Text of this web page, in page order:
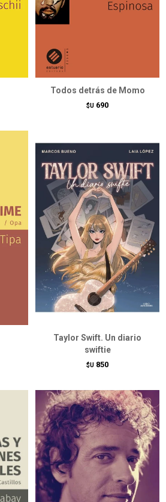
Todos detrás de Momo
$U 690
Taylor Swift. Un diario
swiftie
$U 850